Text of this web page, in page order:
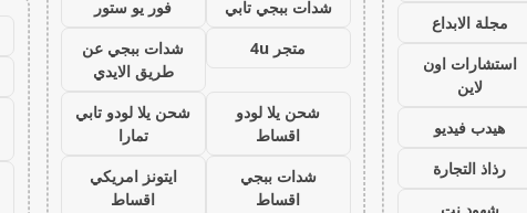
مجلة الابداع
استشارات اون
لاين
هيدب فيديو
رذاذ التجارة
شدات ببجي تابي
فور يو ستور
متجر 4u
شدات ببجي عن
طريق الايدي
شحن يلا لودو
اقساط
شحن يلا لودو تابي
تمارا
شدات ببجي
اقساط
ايتونز امريكي
اقساط